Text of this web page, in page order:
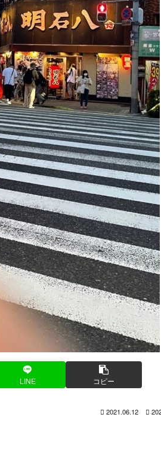
LINE コピー
2021.06.12